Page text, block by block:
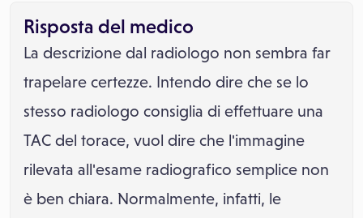
Risposta del medico
La descrizione dal radiologo non sembra far
trapelare certezze. Intendo dire che se lo
stesso radiologo consiglia di effettuare una
TAC del torace, vuol dire che l'immagine
rilevata all'esame radiografico semplice non
è ben chiara. Normalmente, infatti, le